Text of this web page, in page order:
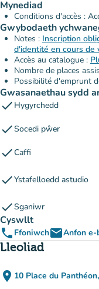
Mynediad
Conditions d'accès :
Gwybodaeth
Notes : Inscription
d'identité en cours de
Accès au catalogue :
Nombre de places
Possibilité d'emprunt
Gwasanaethau sydd
check Hygyrchedd
checkSocedi pŵer
checkCaffi
checkYstafelloedd astudio
checkSganiwr
Cyswllt
phone FfoniwchemailAnfon e-
Lleoliad
place 10 Place du